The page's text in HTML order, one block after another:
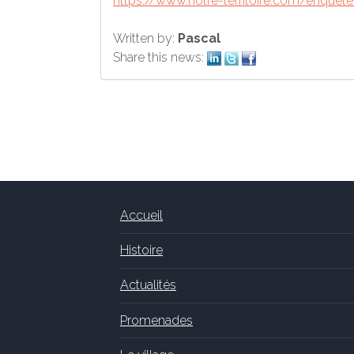
Written by: Pascal
Share this news:
Accueil
Histoire
Actualités
Promenades